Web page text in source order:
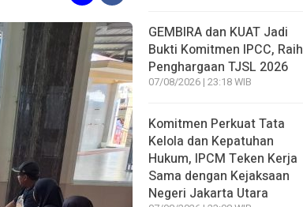
GEMBIRA dan KUAT Jadi
Bukti Komitmen IPCC, Raih
Penghargaan TJSL 2026
07/08/2026 | 23:18 WIB
Komitmen Perkuat Tata
Kelola dan Kepatuhan
Hukum, IPCM Teken Kerja
Sama dengan Kejaksaan
Negeri Jakarta Utara